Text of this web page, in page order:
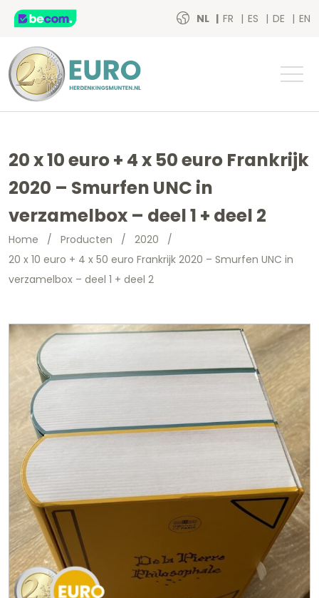
NL FR ES DE EN
20 x 10 euro + 4 x 50 euro Frankrijk
2020 – Smurfen UNC in
verzamelbox – deel 1 + deel 2
Home / Producten / 2020 /
20 x 10 euro + 4 x 50 euro Frankrijk 2020 – Smurfen UNC in
verzamelbox – deel 1 + deel 2